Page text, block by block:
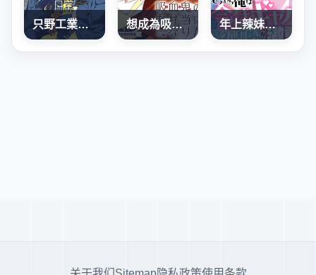
只野工業高校日常 想成為吸血鬼的便當 年上辣妹青梅的愛過於沉重